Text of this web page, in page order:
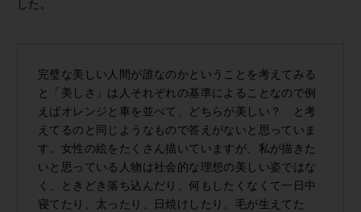
した。
完璧な美しい人間が誰なのかということを考えてみる
と「美しさ」は人それぞれの基準によることなので例
えばオレンジと車を並べて、どちらが美しい？ と考
えてるのと同じようなもので答えがないと思っていま
す。女性の絵をたくさん描いていますが、私が描きた
いと思っている人物は社会的な理想の美しい姿ではな
く、ときどき落ち込んだり、何もしたくなくて一日中
寝てたり、太ったり、日焼けしたり、毛が生えてた